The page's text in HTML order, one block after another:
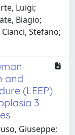
Luigi;
Biagio;
Stefano;
and
(LEEP)
3
Giuseppe;